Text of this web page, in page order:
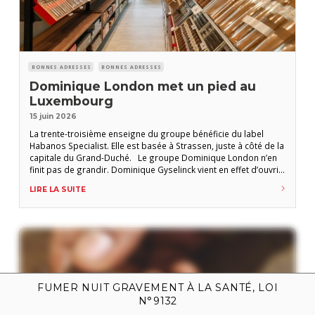
BONNES ADRESSES BONNES ADRESSES
Dominique London met un pied au
Luxembourg
15 juin 2026
La trente-troisième enseigne du groupe bénéficie du label
Habanos Specialist. Elle est basée à Strassen, juste à côté de la
capitale du Grand-Duché. Le groupe Dominique London n’en
finit pas de grandir. Dominique Gyselinck vient en effet d’ouvrir
stratégique capable d’accueillir également les nombreux
amateurs belges frappés un durcissement de
LIRE LA SUITE
FUMER NUIT GRAVEMENT À LA SANTÉ, LOI
N°9132